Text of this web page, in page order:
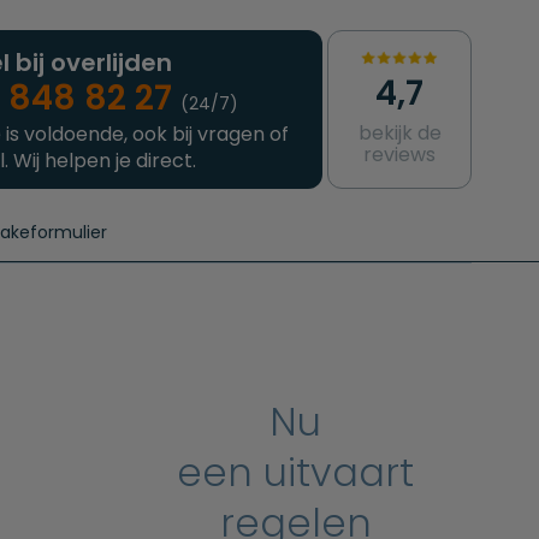
bij overlijden
82 27 (24/7)
voldoende, ook bij vragen of
Wij helpen je direct.
4,7
bekijk de
reviews
Nu
een uitvaart
regelen